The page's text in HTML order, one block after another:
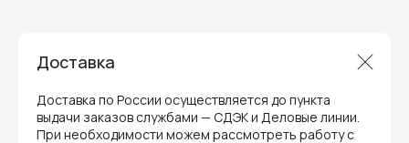
Доставка
Доставка по России осуществляется до пункта
выдачи заказов службами — СДЭК и Деловые линии.
При необходимости можем рассмотреть работу с
Мы предлагаем полный послепродажный
сервис для торгового оборудования,
видеонаблюдения и онлайн-касс. Все
ремонт и сервис